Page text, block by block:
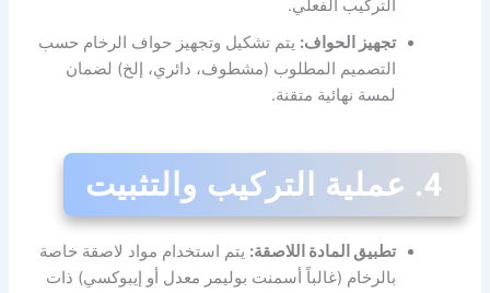
التركيب الفعلي.
تجهيز الحواف: يتم تشكيل وتجهيز حواف الرخام حسب
التصميم المطلوب (مشطوف، دائري، إلخ) لضمان
لمسة نهائية متقنة.
4. عملية التركيب والتثبيت
تطبيق المادة اللاصقة: يتم استخدام مواد لاصقة خاصة
بالرخام (غالباً أسمنت بوليمر معدل أو إيبوكسي) ذات